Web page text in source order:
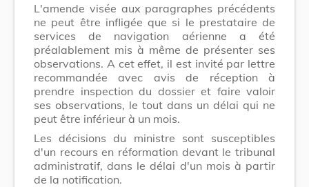
L'amende visée aux paragraphes précédents
ne peut être infligée que si le prestataire de
services de navigation aérienne a été
préalablement mis à même de présenter ses
observations. A cet effet, il est invité par lettre
recommandée avec avis de réception à
prendre inspection du dossier et faire valoir
ses observations, le tout dans un délai qui ne
peut être inférieur à un mois.
Les décisions du ministre sont susceptibles
d'un recours en réformation devant le tribunal
administratif, dans le délai d'un mois à partir
de la notification.